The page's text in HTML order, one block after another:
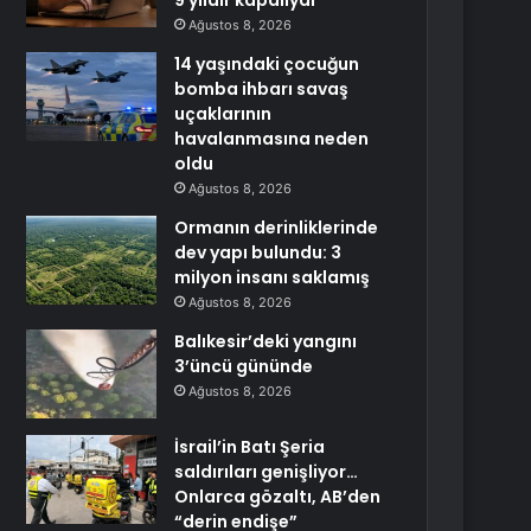
Ağustos 8, 2026
14 yaşındaki çocuğun
bomba ihbarı savaş
uçaklarının
havalanmasına neden
oldu
Ağustos 8, 2026
Ormanın derinliklerinde
dev yapı bulundu: 3
milyon insanı saklamış
Ağustos 8, 2026
Balıkesir’deki yangını
3’üncü gününde
Ağustos 8, 2026
İsrail’in Batı Şeria
saldırıları genişliyor…
Onlarca gözaltı, AB’den
“derin endişe”